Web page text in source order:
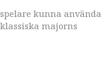
kunna använda
majorns